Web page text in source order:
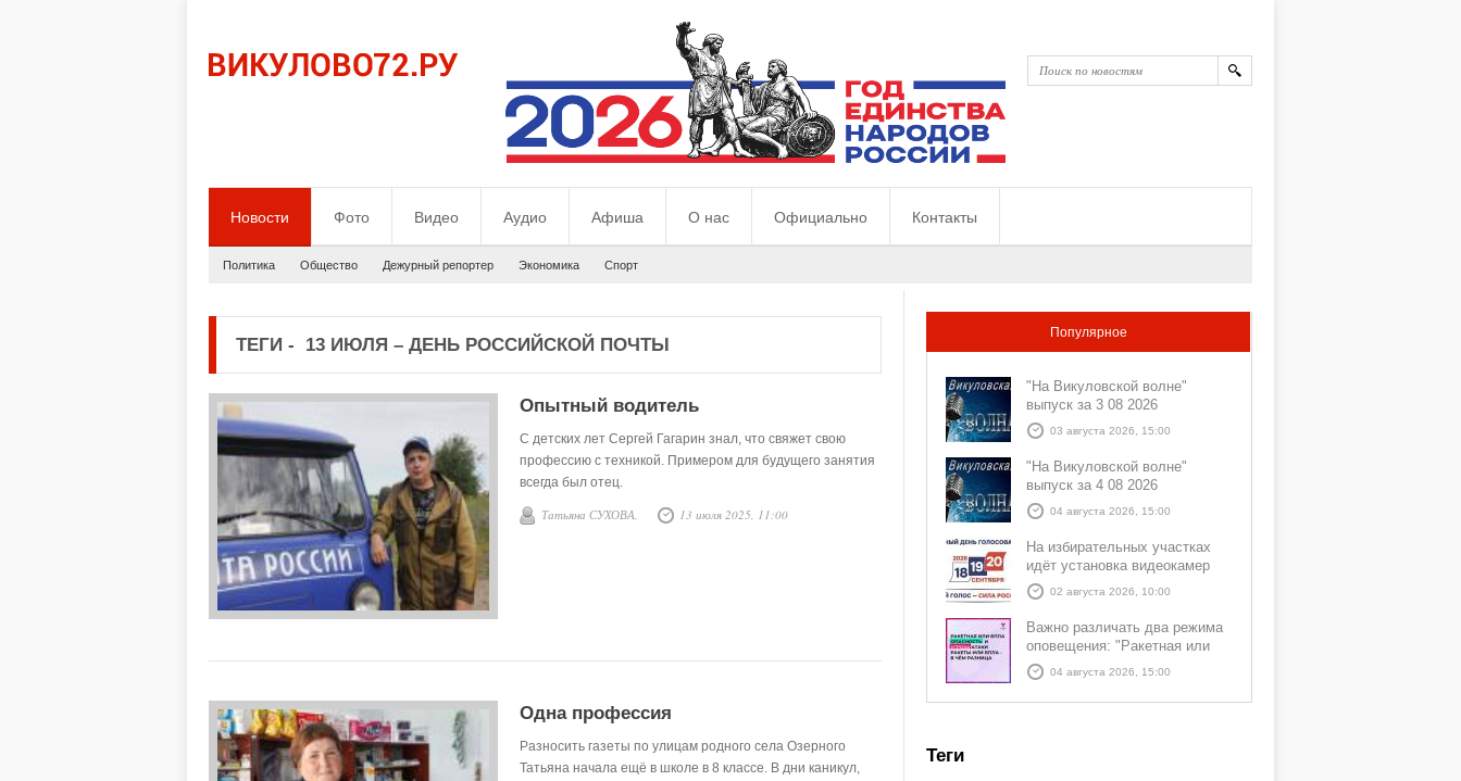
Новости Фото Видео Аудио Афиша О нас Официально Контакты
Политика Общество Дежурный репортер Экономика Спорт
ТЕГИ - 13 ИЮЛЯ – ДЕНЬ РОССИЙСКОЙ ПОЧТЫ
Опытный водитель
С детских лет Сергей Гагарин знал, что свяжет свою
профессию с техникой. Примером для будущего занятия
всегда был отец.
Татьяна СУХОВА, 13 июля 2025, 11:00
Одна профессия
Разносить газеты по улицам родного села Озерного
Татьяна начала ещё в школе в 8 классе. В дни каникул,
Популярное
"На Викуловской волне"
выпуск за 3 08 2026
03 августа 2026, 15:00
"На Викуловской волне"
выпуск за 4 08 2026
04 августа 2026, 15:00
На избирательных участках
идёт установка видеокамер
02 августа 2026, 10:00
Важно различать два режима
оповещения: "Ракетная или
БПЛА опасность" и "Угроза
атаки ракеты или БПЛА"
04 августа 2026, 15:00
Теги